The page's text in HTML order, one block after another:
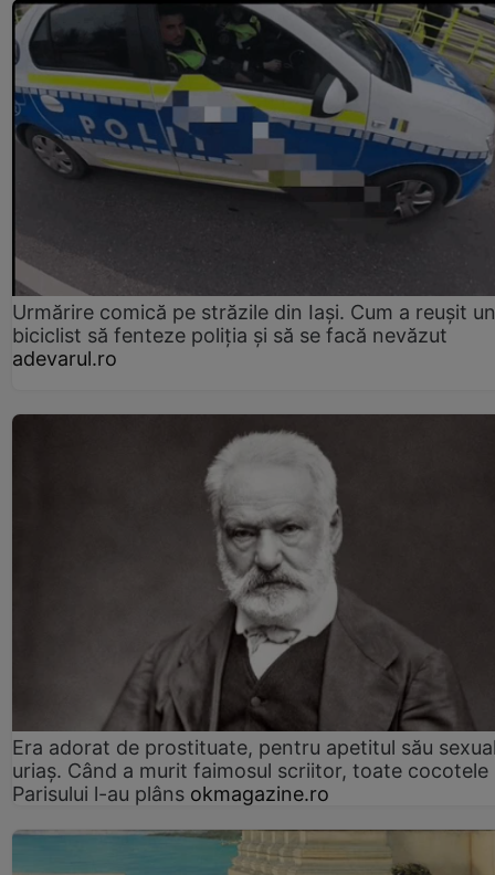
Urmărire comică pe străzile din Iași. Cum a reușit un
biciclist să fenteze poliția și să se facă nevăzut
adevarul.ro
Era adorat de prostituate, pentru apetitul său
uriaș. Când a murit faimosul scriitor, toate cocotele
Parisului l-au plâns okmagazine.ro